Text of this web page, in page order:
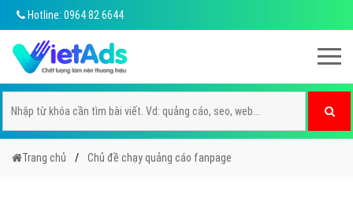
Hotline: 0964 82 6644
Trang chủ Chủ đề chạy quảng cáo fanpage